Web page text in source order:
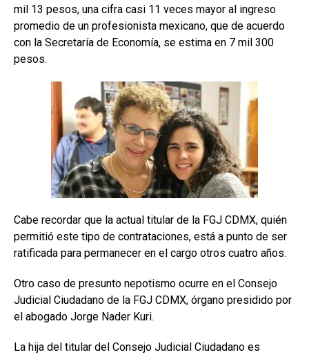
mil 13 pesos, una cifra casi 11 veces mayor al ingreso
promedio de un profesionista mexicano, que de acuerdo
con la Secretaría de Economía, se estima en 7 mil 300
pesos.
Cabe recordar que la actual titular de la FGJ CDMX, quién
permitió este tipo de contrataciones, está a punto de ser
ratificada para permanecer en el cargo otros cuatro años.
Otro caso de presunto nepotismo ocurre en el Consejo
Judicial Ciudadano de la FGJ CDMX, órgano presidido por
el abogado Jorge Nader Kuri.
La hija del titular del Consejo Judicial Ciudadano es